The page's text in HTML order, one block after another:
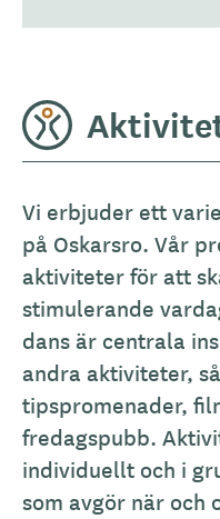
Vi erbjuder ett
på Oskarsro. Vår
aktiviteter för att
stimulerande
dans är centrala
andra aktiviteter,
tipspromenader,
fredagspubb.
individuellt och i
som avgör när och